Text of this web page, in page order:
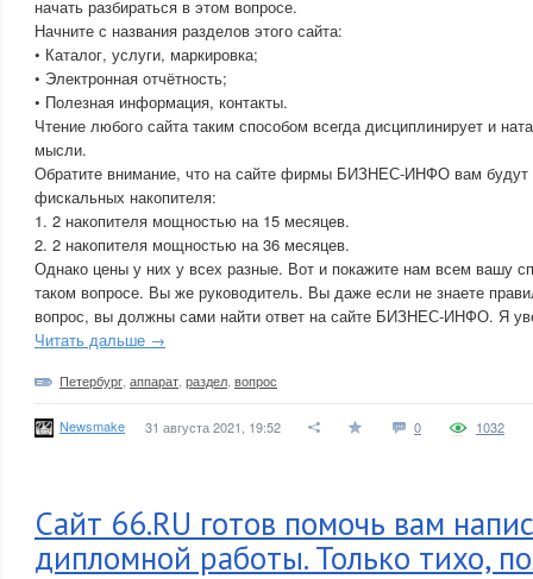
начать разбираться в этом вопросе.
Начните с названия разделов этого сайта:
• Каталог, услуги, маркировка;
• Электронная отчётность;
• Полезная информация, контакты.
Чтение любого сайта таким способом всегда дисциплинирует и
мысли.
Обратите внимание, что на сайте фирмы БИЗНЕС-ИНФО вам будут
фискальных накопителя:
1. 2 накопителя мощностью на 15 месяцев.
2. 2 накопителя мощностью на 36 месяцев.
Однако цены у них у всех разные. Вот и покажите нам всем вашу
таком вопросе. Вы же руководитель. Вы даже если не знаете
вопрос, вы должны сами найти ответ на сайте БИЗНЕС-ИНФО. Я
Читать дальше →
Петербург аппарат раздел вопрос
Newsmake 31 августа 2021, 19:52 0 1032
Сайт 66.RU готов помочь вам
дипломной работы. Только тихо,